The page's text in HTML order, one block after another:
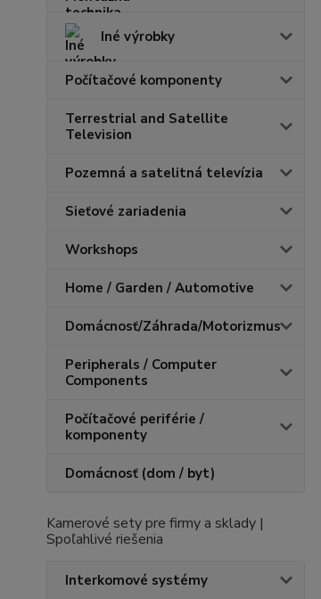
Iné výrobky
Počítačové komponenty
Terrestrial and Satellite
Television
Pozemná a satelitná televízia
Sieťové zariadenia
Workshops
Home / Garden / Automotive
Domácnosť/Záhrada/Motorizmus
Peripherals / Computer
Components
Počítačové periférie /
komponenty
Domácnosť (dom / byt)
Kamerové sety pre firmy a sklady |
Spoľahlivé riešenia
Interkomové systémy